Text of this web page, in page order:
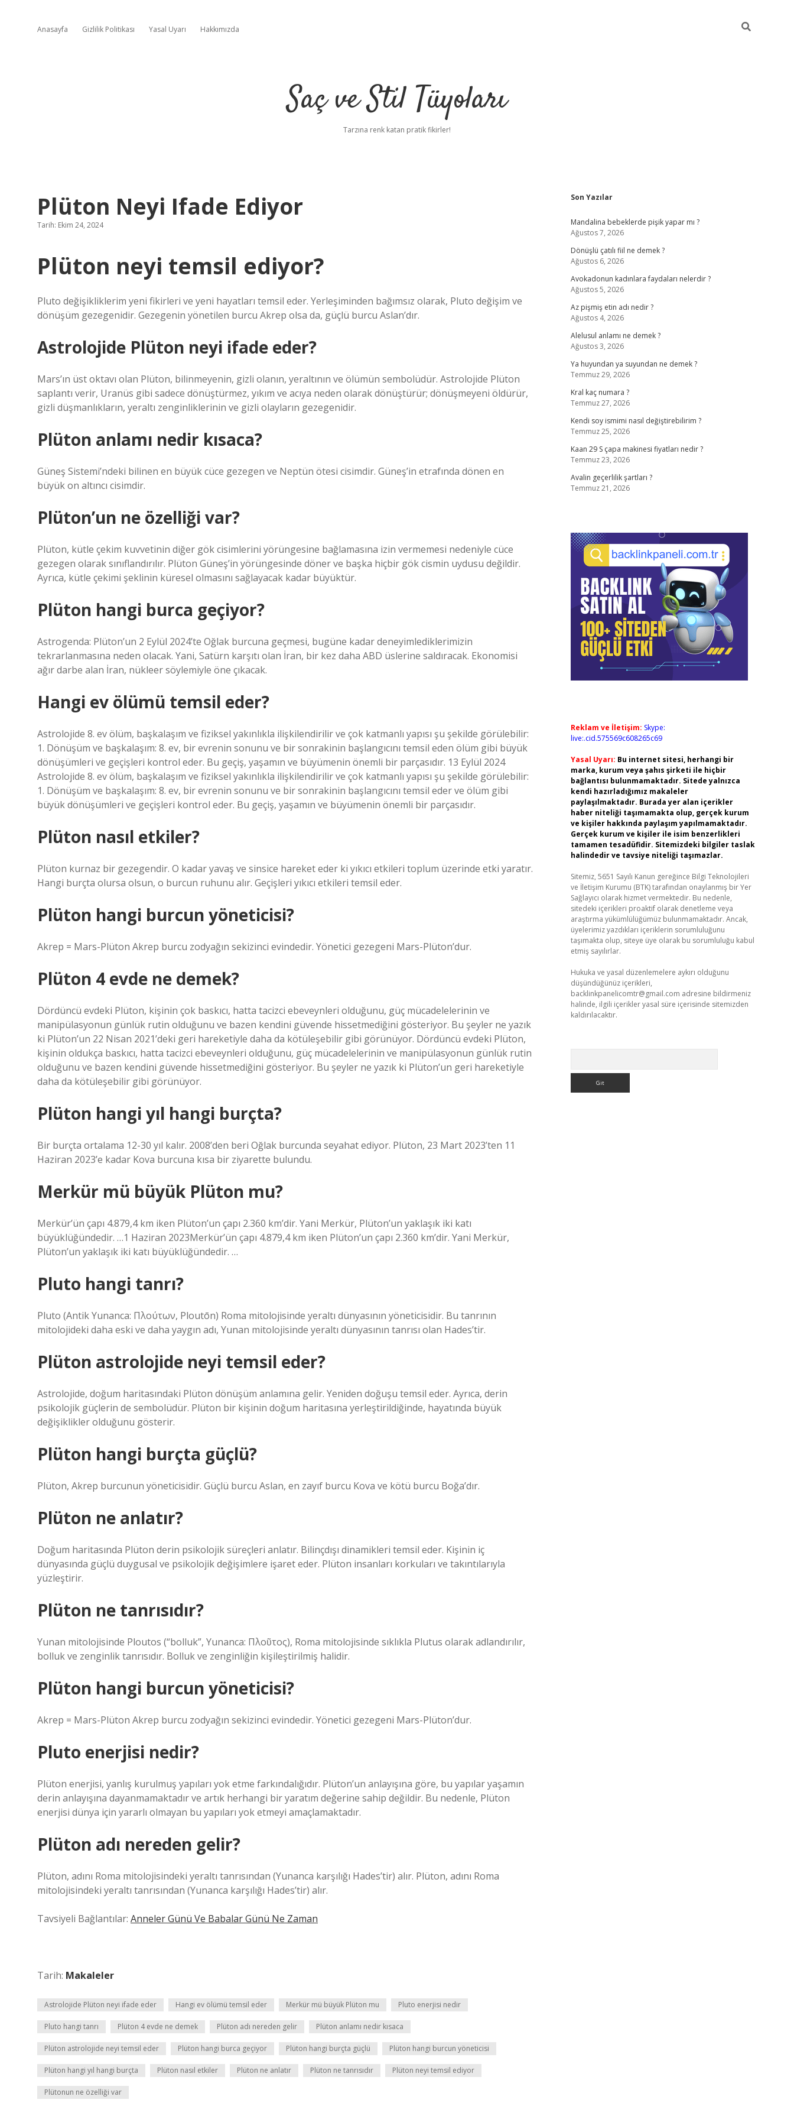
Anasayfa Gizlilik Politikası Yasal Uyarı Hakkımızda
Saç ve Stil Tüyoları
Tarzına renk katan pratik fikirler!
Plüton Neyi Ifade Ediyor
Tarih: Ekim 24, 2024
Plüton neyi temsil ediyor?
Pluto değişikliklerim yeni fikirleri ve yeni hayatları temsil eder. Yerleşiminden bağımsız olarak, Pluto değişim ve
dönüşüm gezegenidir. Gezegenin yönetilen burcu Akrep olsa da, güçlü burcu Aslan’dır.
Astrolojide Plüton neyi ifade eder?
Mars’ın üst oktavı olan Plüton, bilinmeyenin, gizli olanın, yeraltının ve ölümün sembolüdür. Astrolojide Plüton
saplantı verir, Uranüs gibi sadece dönüştürmez, yıkım ve acıya neden olarak dönüştürür; dönüşmeyeni öldürür,
gizli düşmanlıkların, yeraltı zenginliklerinin ve gizli olayların gezegenidir.
Plüton anlamı nedir kısaca?
Güneş Sistemi’ndeki bilinen en büyük cüce gezegen ve Neptün ötesi cisimdir. Güneş’in etrafında dönen en
büyük on altıncı cisimdir.
Plüton’un ne özelliği var?
Plüton, kütle çekim kuvvetinin diğer gök cisimlerini yörüngesine bağlamasına izin vermemesi nedeniyle cüce
gezegen olarak sınıflandırılır. Plüton Güneş’in yörüngesinde döner ve başka hiçbir gök cismin uydusu değildir.
Ayrıca, kütle çekimi şeklinin küresel olmasını sağlayacak kadar büyüktür.
Plüton hangi burca geçiyor?
Astrogenda: Plüton’un 2 Eylül 2024’te Oğlak burcuna geçmesi, bugüne kadar deneyimlediklerimizin
tekrarlanmasına neden olacak. Yani, Satürn karşıtı olan İran, bir kez daha ABD üslerine saldıracak. Ekonomisi
ağır darbe alan İran, nükleer söylemiyle öne çıkacak.
Hangi ev ölümü temsil eder?
Astrolojide 8. ev ölüm, başkalaşım ve fiziksel yakınlıkla ilişkilendirilir ve çok katmanlı yapısı şu şekilde görülebilir:
1. Dönüşüm ve başkalaşım: 8. ev, bir evrenin sonunu ve bir sonrakinin başlangıcını temsil eden ölüm gibi büyük
dönüşümleri ve geçişleri kontrol eder. Bu geçiş, yaşamın ve büyümenin önemli bir parçasıdır. 13 Eylül 2024
Astrolojide 8. ev ölüm, başkalaşım ve fiziksel yakınlıkla ilişkilendirilir ve çok katmanlı yapısı şu şekilde görülebilir:
1. Dönüşüm ve başkalaşım: 8. ev, bir evrenin sonunu ve bir sonrakinin başlangıcını temsil eder ve ölüm gibi
büyük dönüşümleri ve geçişleri kontrol eder. Bu geçiş, yaşamın ve büyümenin önemli bir parçasıdır.
Plüton nasıl etkiler?
Plüton kurnaz bir gezegendir. O kadar yavaş ve sinsice hareket eder ki yıkıcı etkileri toplum üzerinde etki yaratır.
Hangi burçta olursa olsun, o burcun ruhunu alır. Geçişleri yıkıcı etkileri temsil eder.
Plüton hangi burcun yöneticisi?
Akrep = Mars-Plüton Akrep burcu zodyağın sekizinci evindedir. Yönetici gezegeni Mars-Plüton’dur.
Plüton 4 evde ne demek?
Dördüncü evdeki Plüton, kişinin çok baskıcı, hatta tacizci ebeveynleri olduğunu, güç mücadelelerinin ve
manipülasyonun günlük rutin olduğunu ve bazen kendini güvende hissetmediğini gösteriyor. Bu şeyler ne yazık
ki Plüton’un 22 Nisan 2021’deki geri hareketiyle daha da kötüleşebilir gibi görünüyor. Dördüncü evdeki Plüton,
kişinin oldukça baskıcı, hatta tacizci ebeveynleri olduğunu, güç mücadelelerinin ve manipülasyonun günlük rutin
olduğunu ve bazen kendini güvende hissetmediğini gösteriyor. Bu şeyler ne yazık ki Plüton’un geri hareketiyle
daha da kötüleşebilir gibi görünüyor.
Plüton hangi yıl hangi burçta?
Bir burçta ortalama 12-30 yıl kalır. 2008’den beri Oğlak burcunda seyahat ediyor. Plüton, 23 Mart 2023’ten 11
Haziran 2023’e kadar Kova burcuna kısa bir ziyarette bulundu.
Merkür mü büyük Plüton mu?
Merkür’ün çapı 4.879,4 km iken Plüton’un çapı 2.360 km’dir. Yani Merkür, Plüton’un yaklaşık iki katı
büyüklüğündedir. …1 Haziran 2023Merkür’ün çapı 4.879,4 km iken Plüton’un çapı 2.360 km’dir. Yani Merkür,
Plüton’un yaklaşık iki katı büyüklüğündedir. …
Pluto hangi tanrı?
Pluto (Antik Yunanca: Πλούτων, Ploutōn) Roma mitolojisinde yeraltı dünyasının yöneticisidir. Bu tanrının
mitolojideki daha eski ve daha yaygın adı, Yunan mitolojisinde yeraltı dünyasının tanrısı olan Hades’tir.
Plüton astrolojide neyi temsil eder?
Astrolojide, doğum haritasındaki Plüton dönüşüm anlamına gelir. Yeniden doğuşu temsil eder. Ayrıca, derin
psikolojik güçlerin de sembolüdür. Plüton bir kişinin doğum haritasına yerleştirildiğinde, hayatında büyük
değişiklikler olduğunu gösterir.
Plüton hangi burçta güçlü?
Plüton, Akrep burcunun yöneticisidir. Güçlü burcu Aslan, en zayıf burcu Kova ve kötü burcu Boğa’dır.
Plüton ne anlatır?
Doğum haritasında Plüton derin psikolojik süreçleri anlatır. Bilinçdışı dinamikleri temsil eder. Kişinin iç
dünyasında güçlü duygusal ve psikolojik değişimlere işaret eder. Plüton insanları korkuları ve takıntılarıyla
yüzleştirir.
Plüton ne tanrısıdır?
Yunan mitolojisinde Ploutos (“bolluk”, Yunanca: Πλοῦτος), Roma mitolojisinde sıklıkla Plutus olarak adlandırılır,
bolluk ve zenginlik tanrısıdır. Bolluk ve zenginliğin kişileştirilmiş halidir.
Plüton hangi burcun yöneticisi?
Akrep = Mars-Plüton Akrep burcu zodyağın sekizinci evindedir. Yönetici gezegeni Mars-Plüton’dur.
Pluto enerjisi nedir?
Plüton enerjisi, yanlış kurulmuş yapıları yok etme farkındalığıdır. Plüton’un anlayışına göre, bu yapılar yaşamın
derin anlayışına dayanmamaktadır ve artık herhangi bir yaratım değerine sahip değildir. Bu nedenle, Plüton
enerjisi dünya için yararlı olmayan bu yapıları yok etmeyi amaçlamaktadır.
Plüton adı nereden gelir?
Plüton, adını Roma mitolojisindeki yeraltı tanrısından (Yunanca karşılığı Hades’tir) alır. Plüton, adını Roma
mitolojisindeki yeraltı tanrısından (Yunanca karşılığı Hades’tir) alır.
Tavsiyeli Bağlantılar: Anneler Günü Ve Babalar Günü Ne Zaman
Tarih: Makaleler
Astrolojide Plüton neyi ifade eder Hangi ev ölümü temsil eder Merkür mü büyük Plüton mu Pluto enerjisi nedir
Pluto hangi tanrı Plüton 4 evde ne demek Plüton adı nereden gelir Plüton anlamı nedir kısaca
Plüton astrolojide neyi temsil eder Plüton hangi burca geçiyor Plüton hangi burçta güçlü Plüton hangi burcun yöneticisi
Plüton hangi yıl hangi burçta Plüton nasıl etkiler Plüton ne anlatır Plüton ne tanrısıdır Plüton neyi temsil ediyor
Plütonun ne özelliği var
Sidebar
Son Yazılar
Mandalina bebeklerde pişik yapar mı ?
Ağustos 7, 2026
Dönüşlü çatılı fiil ne demek ?
Ağustos 6, 2026
Avokadonun kadınlara faydaları nelerdir ?
Ağustos 5, 2026
Az pişmiş etin adı nedir ?
Ağustos 4, 2026
Alelusul anlamı ne demek ?
Ağustos 3, 2026
Ya huyundan ya suyundan ne demek ?
Temmuz 29, 2026
Kral kaç numara ?
Temmuz 27, 2026
Kendi soy ismimi nasıl değiştirebilirim ?
Temmuz 25, 2026
Kaan 29 S çapa makinesi fiyatları nedir ?
Temmuz 23, 2026
Avalin geçerlilik şartları ?
Temmuz 21, 2026
Reklam ve İletişim: Skype:
live:.cid.575569c608265c69
Yasal Uyarı: Bu internet sitesi, herhangi bir
marka, kurum veya şahıs şirketi ile hiçbir
bağlantısı bulunmamaktadır. Sitede yalnızca
kendi hazırladığımız makaleler
paylaşılmaktadır. Burada yer alan içerikler
haber niteliği taşımamakta olup, gerçek kurum
ve kişiler hakkında paylaşım yapılmamaktadır.
Gerçek kurum ve kişiler ile isim benzerlikleri
tamamen tesadüfidir. Sitemizdeki bilgiler taslak
halindedir ve tavsiye niteliği taşımazlar.
Sitemiz, 5651 Sayılı Kanun gereğince Bilgi Teknolojileri
ve İletişim Kurumu (BTK) tarafından onaylanmış bir Yer
Sağlayıcı olarak hizmet vermektedir. Bu nedenle,
sitedeki içerikleri proaktif olarak denetleme veya
araştırma yükümlülüğümüz bulunmamaktadır. Ancak,
üyelerimiz yazdıkları içeriklerin sorumluluğunu
taşımakta olup, siteye üye olarak bu sorumluluğu kabul
etmiş sayılırlar.
Hukuka ve yasal düzenlemelere aykırı olduğunu
düşündüğünüz içerikleri,
backlinkpanelicomtr@gmail.com adresine bildirmeniz
halinde, ilgili içerikler yasal süre içerisinde sitemizden
kaldırılacaktır.